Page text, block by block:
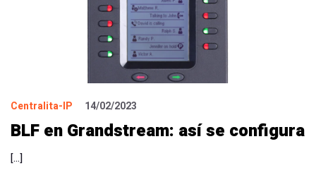
Centralita-IP 14/02/2023
BLF en Grandstream: así se configura
[…]